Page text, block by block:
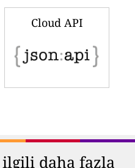
Cloud API
daha fazla